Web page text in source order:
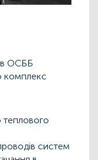
в ОСББ
комплекс
теплового
систем